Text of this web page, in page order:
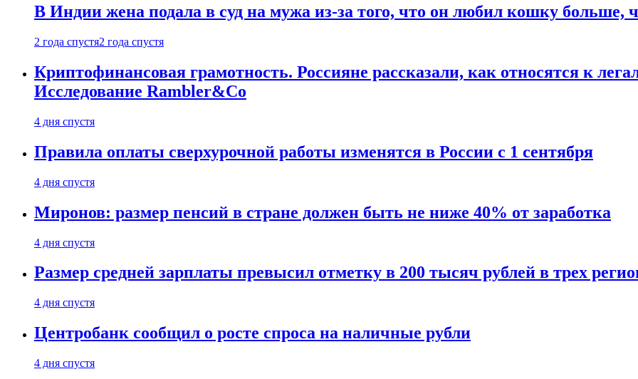
В Индии жена подала в суд на мужа из-за того, что он любил кошку больше,
2 года спустя2 года спустя
Криптофинансовая грамотность. Россияне рассказали, как относятся к
Исследование Rambler&Co
4 дня спустя
Правила оплаты сверхурочной работы изменятся в России с 1 сентября
4 дня спустя
Миронов: размер пенсий в стране должен быть не ниже 40% от заработка
4 дня спустя
Размер средней зарплаты превысил отметку в 200 тысяч рублей в трех
4 дня спустя
Центробанк сообщил о росте спроса на наличные рубли
4 дня спустя